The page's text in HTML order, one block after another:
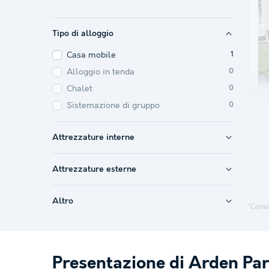
Tipo di alloggio
Casa mobile 1
Alloggio in tenda 0
Chalet 0
Sistemazione di gruppo 0
Attrezzature interne
Attrezzature esterne
Altro
Presentazione di Arden